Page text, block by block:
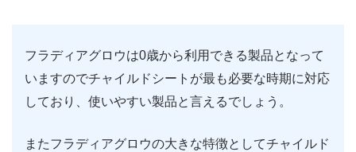
フラディアグロウは0歳から利用できる製品となって
いますのでチャイルドシートが最も必要な時期に対応
しており、使いやすい製品と言えるでしょう。
またフラディアグロウの大きな特徴としてチャイルド